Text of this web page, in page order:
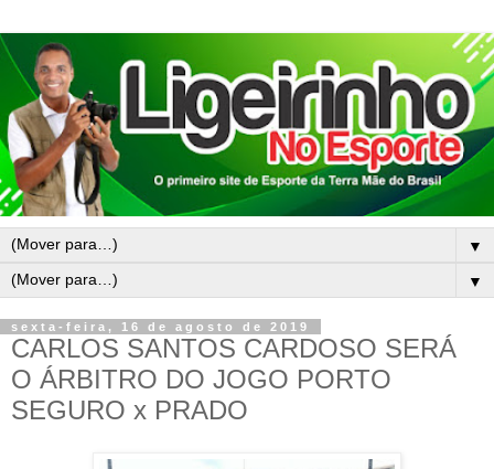
▼
▼
sexta-feira, 16 de agosto de 2019
CARLOS SANTOS CARDOSO SERÁ
O ÁRBITRO DO JOGO PORTO
SEGURO x PRADO